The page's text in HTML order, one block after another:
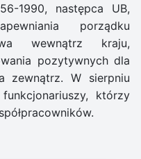
1990, następca UB,
porządku
wewnątrz kraju,
pozytywnych dla
zewnątrz. W sierpniu
którzy